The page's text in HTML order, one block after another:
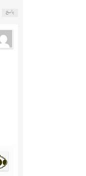
پاسخ